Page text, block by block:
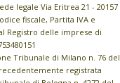
legale Via Eritrea 21 - 20157
fiscale, Partita IVA e
Registro delle imprese di
Tribunale di Milano n. 76 del
registrata